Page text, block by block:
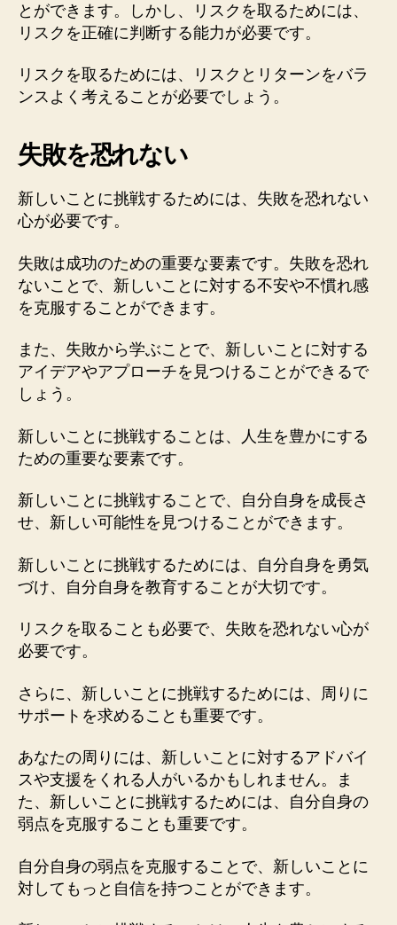
とができます。しかし、リスクを取るためには、
リスクを正確に判断する能力が必要です。
リスクを取るためには、リスクとリターンをバラ
ンスよく考えることが必要でしょう。
失敗を恐れない
新しいことに挑戦するためには、失敗を恐れない
心が必要です。
失敗は成功のための重要な要素です。失敗を恐れ
ないことで、新しいことに対する不安や不慣れ感
を克服することができます。
また、失敗から学ぶことで、新しいことに対する
アイデアやアプローチを見つけることができるで
しょう。
新しいことに挑戦することは、人生を豊かにする
ための重要な要素です。
新しいことに挑戦することで、自分自身を成長さ
せ、新しい可能性を見つけることができます。
新しいことに挑戦するためには、自分自身を勇気
づけ、自分自身を教育することが大切です。
リスクを取ることも必要で、失敗を恐れない心が
必要です。
さらに、新しいことに挑戦するためには、周りに
サポートを求めることも重要です。
あなたの周りには、新しいことに対するアドバイ
スや支援をくれる人がいるかもしれません。ま
た、新しいことに挑戦するためには、自分自身の
弱点を克服することも重要です。
自分自身の弱点を克服することで、新しいことに
対してもっと自信を持つことができます。